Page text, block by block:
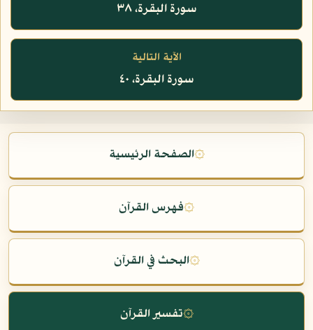
سورة البقرة، ٣٨
الآية التالية
سورة البقرة، ٤٠
۞الصفحة الرئيسية
۞فهرس القرآن
۞البحث في القرآن
۞تفسير القرآن